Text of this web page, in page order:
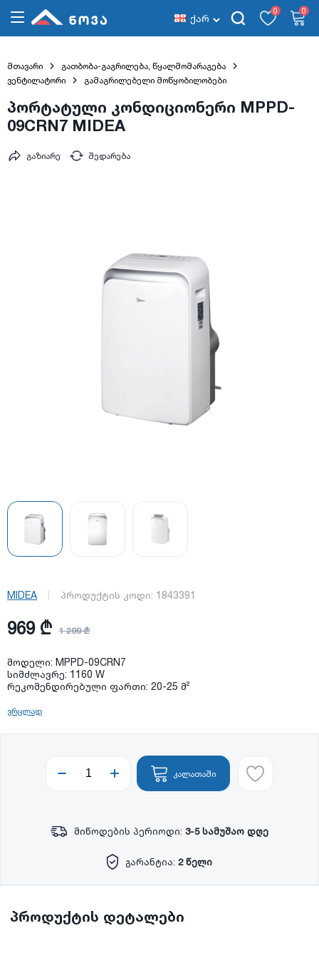
ქარ
0 0
მთავარი
გათბობა-გაგრილება, წყალმომარაგება
ვენტილატორი
გამაგრილებელი მოწყობილობები
პორტატული კონდიციონერი MPPD-
09CRN7 MIDEA
შედარება
გაზიარე
MIDEA პროდუქტის კოდი: 1843391
969 ₾ 1 299 ₾
მოდელი: MPPD-09CRN7
სიმძლავრე: 1160 W
რეკომენდირებული ფართი: 20-25 მ²
ვრცლად
კალათაში
მიწოდების პერიოდი: 3-5 სამუშაო დღე
გარანტია: 2 წელი
პროდუქტის დეტალები